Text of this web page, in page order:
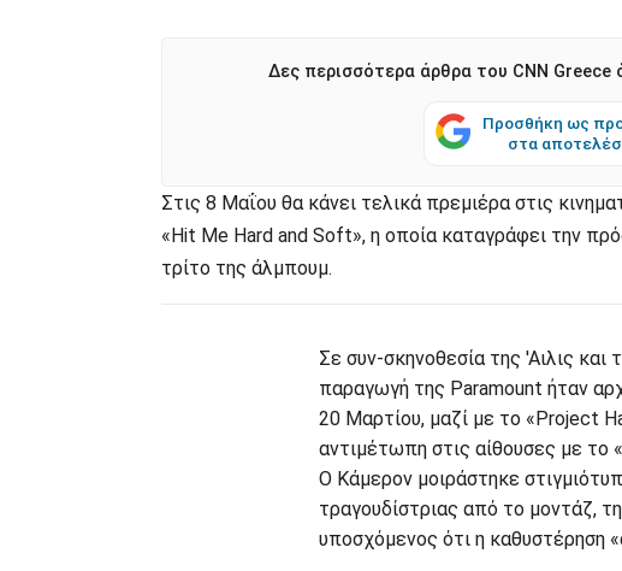
Δες περισσότερα άρθρα του CNN Greece
Προσθήκη ως
στα
Στις 8 Μαΐου θα κάνει τελικά πρεμιέρα στις
«Hit Me Hard and Soft», η οποία καταγράφει την
τρίτο της άλμπουμ.
Σε συν-σκηνοθεσία της 'Αιλις και
παραγωγή της Paramount ήταν
20 Μαρτίου, μαζί με το «Project
αντιμέτωπη στις αίθουσες με το
Ο Κάμερον μοιράστηκε
τραγουδίστριας από το μοντάζ,
υποσχόμενος ότι η καθυστέρηση